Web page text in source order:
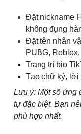
Đặt nickname
không đụng
Đặt tên nhân
PUBG,
Trang trí bio
Tạo chữ ký, lời
Lưu ý: Một số ứng
tự đặc biệt. Bạn
phù hợp nhất.